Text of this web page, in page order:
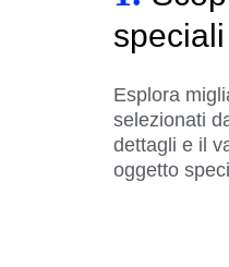
speciali
Esplora
selezionati
dettagli e il
oggetto